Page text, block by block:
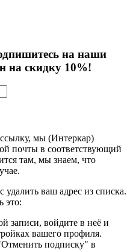
на наши
на скидку 10%!
мы (Интеркар)
почты в соответствующий
там, мы знаем, что
ваш адрес из списка.
это:
записи, войдите в неё и
вашего профиля.
подписку" в